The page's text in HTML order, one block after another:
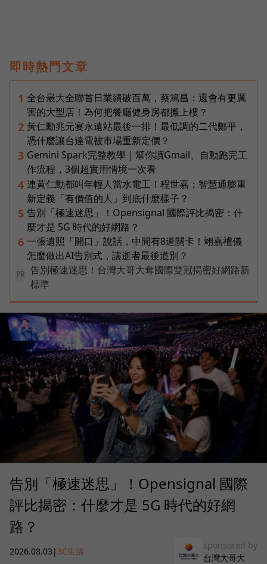
即時熱門文章
1 全台最大全聯首日業績破百萬，蔡篤昌：還會有更厲
害的大型店！為何把餐廳健身房都搬上樓？
2 黃仁勳兆元宴永遠站最後一排！最低調的二代鄭平，
憑什麼讓台達電被市場重新定價？
3 Gemini Spark完整教學｜幫你讀Gmail、自動跑完工
作流程，3個超實用情境一次看
4 連黃仁勳都叫年輕人當水電工！程世嘉：智慧通膨重
新定義「有價值的人」到底什麼樣子？
5 告別「極速迷思」！Opensignal 國際評比揭密：什
麼才是 5G 時代的好網路？
6 一張遺照「開口」說話，中間有8道關卡！翊嘉禮儀
怎麼做出AI告別式，讓逝者最後道別？
PR
告別極速迷思！台灣大哥大奪國際雙冠揭密好網路新
標準
告別「極速迷思」！Opensignal 國際
評比揭密：什麼才是 5G 時代的好網
路？
2026.08.03 | 3C生活
sponsored by
台灣大哥大